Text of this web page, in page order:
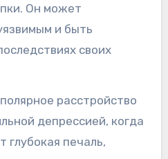
Он может
и быть
своих
расстройство
депрессией, когда
глубокая печаль,